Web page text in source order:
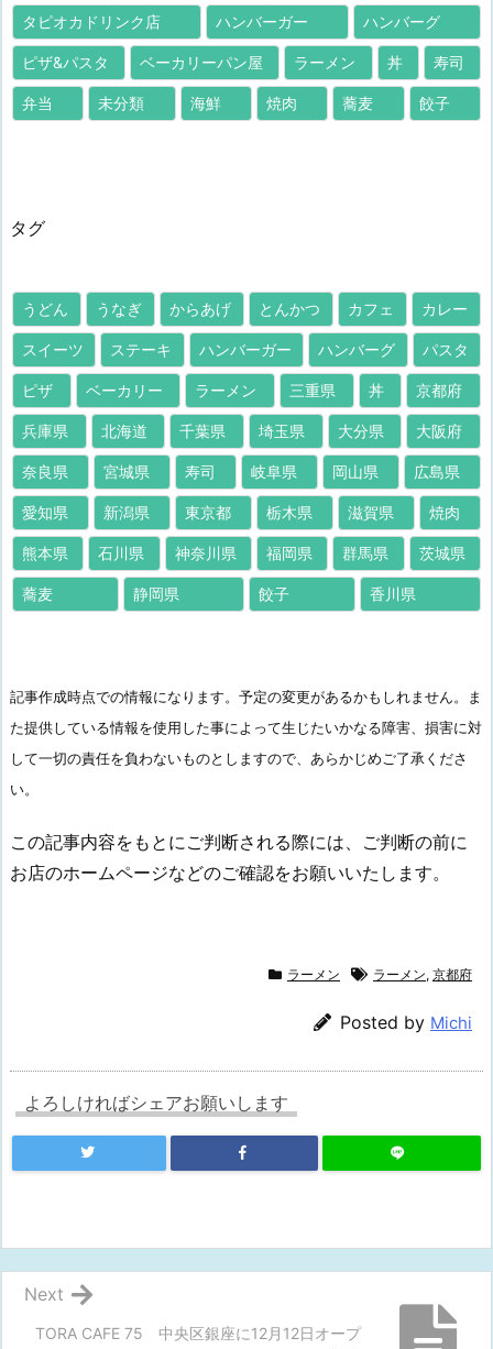
タピオカドリンク店 ハンバーガー ハンバーグ
ピザ&パスタ ベーカリーパン屋 ラーメン 丼 寿司
弁当 未分類 海鮮 焼肉 蕎麦 餃子
タグ
うどん うなぎ からあげ とんかつ カフェ カレー
スイーツ ステーキ ハンバーガー ハンバーグ パスタ
ピザ ベーカリー ラーメン 三重県 丼 京都府
兵庫県 北海道 千葉県 埼玉県 大分県 大阪府
奈良県 宮城県 寿司 岐阜県 岡山県 広島県
愛知県 新潟県 東京都 栃木県 滋賀県 焼肉
熊本県 石川県 神奈川県 福岡県 群馬県 茨城県
蕎麦 静岡県 餃子 香川県
記事作成時点での情報になります。予定の変更があるかもしれません。ま
た提供している情報を使用した事によって生じたいかなる障害、損害に対
して一切の責任を負わないものとしますので、あらかじめご了承くださ
い。
この記事内容をもとにご判断される際には、ご判断の前に
お店のホームページなどのご確認をお願いいたします。
ラーメン ラーメン, 京都府
Posted by Michi
よろしければシェアお願いします
TORA CAFE 75 中央区銀座に12月12日オープ
Next